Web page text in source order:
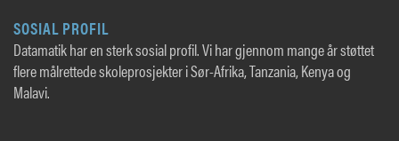
SOSIAL PROFIL
Datamatik har en sterk sosial profil. Vi har gjennom mange år støttet
flere målrettede skoleprosjekter i Sør-Afrika, Tanzania, Kenya og
Malavi.